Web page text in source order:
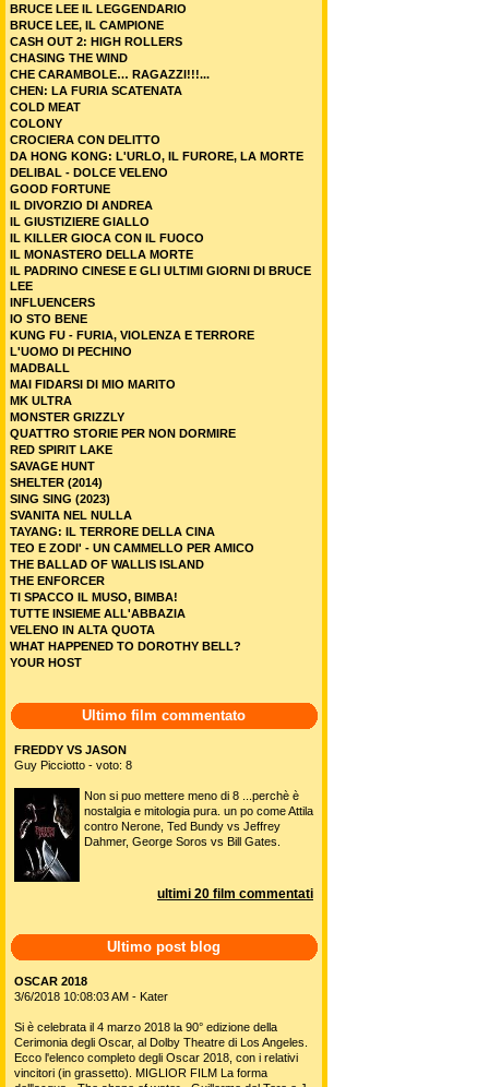
BRUCE LEE IL LEGGENDARIO
BRUCE LEE, IL CAMPIONE
CASH OUT 2: HIGH ROLLERS
CHASING THE WIND
CHE CARAMBOLE… RAGAZZI!!!...
CHEN: LA FURIA SCATENATA
COLD MEAT
COLONY
CROCIERA CON DELITTO
DA HONG KONG: L'URLO, IL FURORE, LA MORTE
DELIBAL - DOLCE VELENO
GOOD FORTUNE
IL DIVORZIO DI ANDREA
IL GIUSTIZIERE GIALLO
IL KILLER GIOCA CON IL FUOCO
IL MONASTERO DELLA MORTE
IL PADRINO CINESE E GLI ULTIMI GIORNI DI BRUCE
LEE
INFLUENCERS
IO STO BENE
KUNG FU - FURIA, VIOLENZA E TERRORE
L'UOMO DI PECHINO
MADBALL
MAI FIDARSI DI MIO MARITO
MK ULTRA
MONSTER GRIZZLY
QUATTRO STORIE PER NON DORMIRE
RED SPIRIT LAKE
SAVAGE HUNT
SHELTER (2014)
SING SING (2023)
SVANITA NEL NULLA
TAYANG: IL TERRORE DELLA CINA
TEO E ZODI' - UN CAMMELLO PER AMICO
THE BALLAD OF WALLIS ISLAND
THE ENFORCER
TI SPACCO IL MUSO, BIMBA!
TUTTE INSIEME ALL'ABBAZIA
VELENO IN ALTA QUOTA
WHAT HAPPENED TO DOROTHY BELL?
YOUR HOST
Ultimo film commentato
FREDDY VS JASON
Guy Picciotto - voto: 8
Non si puo mettere meno di 8 ...perchè è
nostalgia e mitologia pura. un po come Attila
contro Nerone, Ted Bundy vs Jeffrey
Dahmer, George Soros vs Bill Gates.
ultimi 20 film commentati
Ultimo post blog
OSCAR 2018
3/6/2018 10:08:03 AM - Kater
Si è celebrata il 4 marzo 2018 la 90° edizione della
Cerimonia degli Oscar, al Dolby Theatre di Los Angeles.
Ecco l'elenco completo degli Oscar 2018, con i relativi
vincitori (in grassetto). MIGLIOR FILM La forma